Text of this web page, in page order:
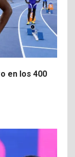
en los 400